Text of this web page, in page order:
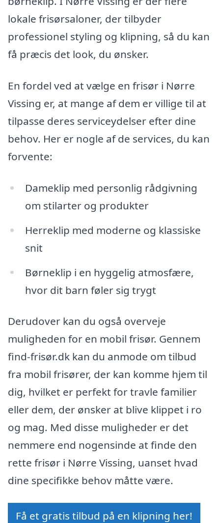
lokale frisørsaloner, der tilbyder
professionel styling og klipning, så du kan
få præcis det look, du ønsker.
En fordel ved at vælge en frisør i Nørre
Vissing er, at mange af dem er villige til at
tilpasse deres serviceydelser efter dine
behov. Her er nogle af de services, du kan
forvente:
Dameklip med personlig rådgivning
om stilarter og produkter
Herreklip med moderne og klassiske
snit
Børneklip i en hyggelig atmosfære,
hvor dit barn føler sig trygt
Derudover kan du også overveje
muligheden for en mobil frisør. Gennem
find-frisør.dk kan du anmode om tilbud
fra mobil frisører, der kan komme hjem til
dig, hvilket er perfekt for travle familier
eller dem, der ønsker at blive klippet i ro
og mag. Med disse muligheder er det
nemmere end nogensinde at finde den
rette frisør i Nørre Vissing, uanset hvad
dine specifikke behov måtte være.
Få et gratis tilbud på en klipning her!